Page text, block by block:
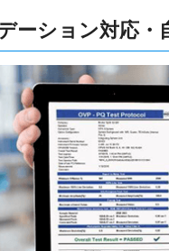
ーション対応・